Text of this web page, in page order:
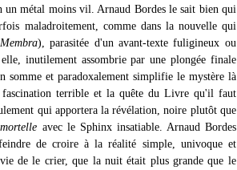
un métal moins vil. Arnaud Bordes le sait bien qui
maladroitement, comme dans la nouvelle qui
), parasitée d'un avant-texte fuligineux ou
inutilement assombrie par une plongée finale
somme et paradoxalement simplifie le mystère là
terrible et la quête du Livre qu'il faut
qui apportera la révélation, noire plutôt que
mortelle avec le Sphinx insatiable. Arnaud Bordes
de croire à la réalité simple, univoque et
de le crier, que la nuit était plus grande que le